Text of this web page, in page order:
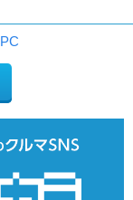
PC